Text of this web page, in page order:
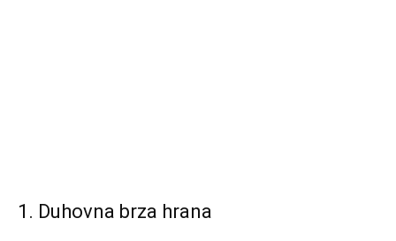
1. Duhovna brza hrana